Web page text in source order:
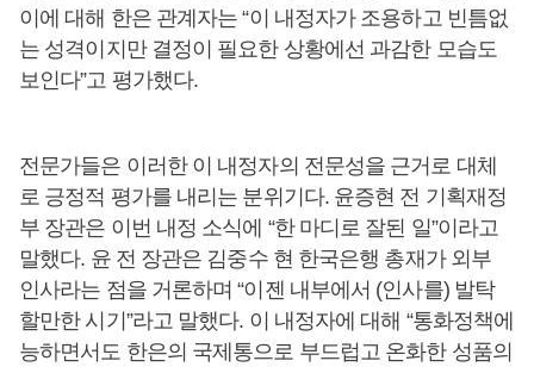
이에 대해 한은 관계자는 “이 내정자가 조용하고 빈틈없
는 성격이지만 결정이 필요한 상황에선 과감한 모습도
보인다”고 평가했다.
전문가들은 이러한 이 내정자의 전문성을 근거로 대체
로 긍정적 평가를 내리는 분위기다. 윤증현 전 기획재정
부 장관은 이번 내정 소식에 “한 마디로 잘된 일”이라고
말했다. 윤 전 장관은 김중수 현 한국은행 총재가 외부
인사라는 점을 거론하며 “이젠 내부에서 (인사를) 발탁
할만한 시기”라고 말했다. 이 내정자에 대해 “통화정책에
능하면서도 한은의 국제통으로 부드럽고 온화한 성품의